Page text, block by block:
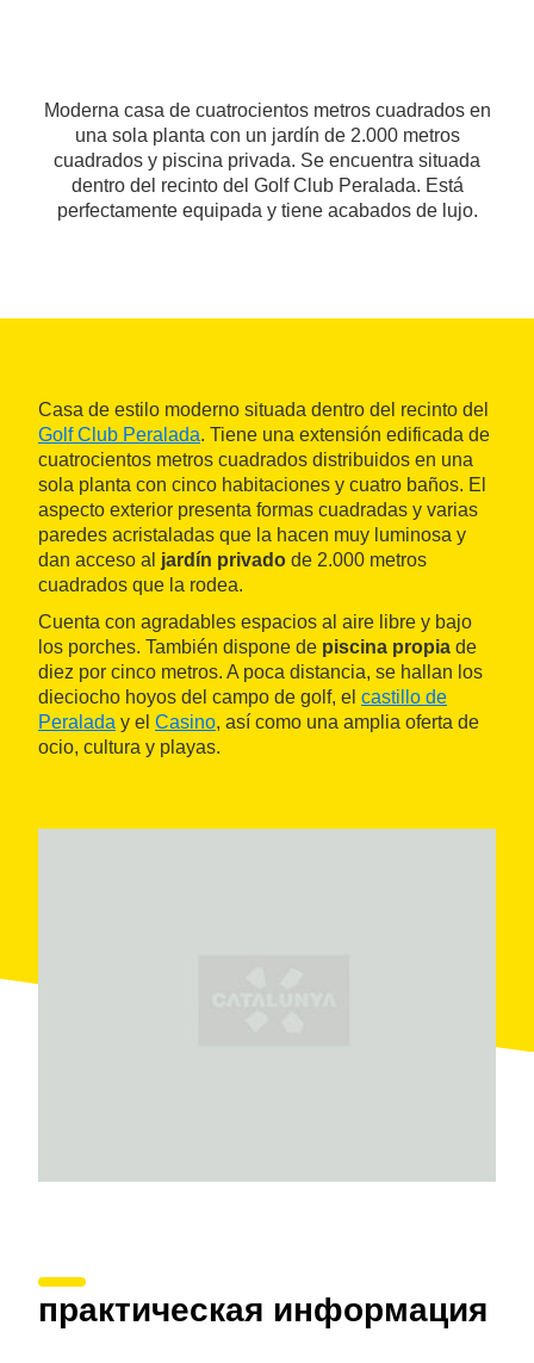
Moderna casa de cuatrocientos metros cuadrados en
una sola planta con un jardín de 2.000 metros
cuadrados y piscina privada. Se encuentra situada
dentro del recinto del Golf Club Peralada. Está
perfectamente equipada y tiene acabados de lujo.
Casa de estilo moderno situada dentro del recinto del
Golf Club Peralada. Tiene una extensión edificada de
cuatrocientos metros cuadrados distribuidos en una
sola planta con cinco habitaciones y cuatro baños. El
aspecto exterior presenta formas cuadradas y varias
paredes acristaladas que la hacen muy luminosa y
dan acceso al jardín privado de 2.000 metros
cuadrados que la rodea.
Cuenta con agradables espacios al aire libre y bajo
los porches. También dispone de piscina propia de
diez por cinco metros. A poca distancia, se hallan los
dieciocho hoyos del campo de golf, el castillo de
Peralada y el Casino, así como una amplia oferta de
ocio, cultura y playas.
практическая информация